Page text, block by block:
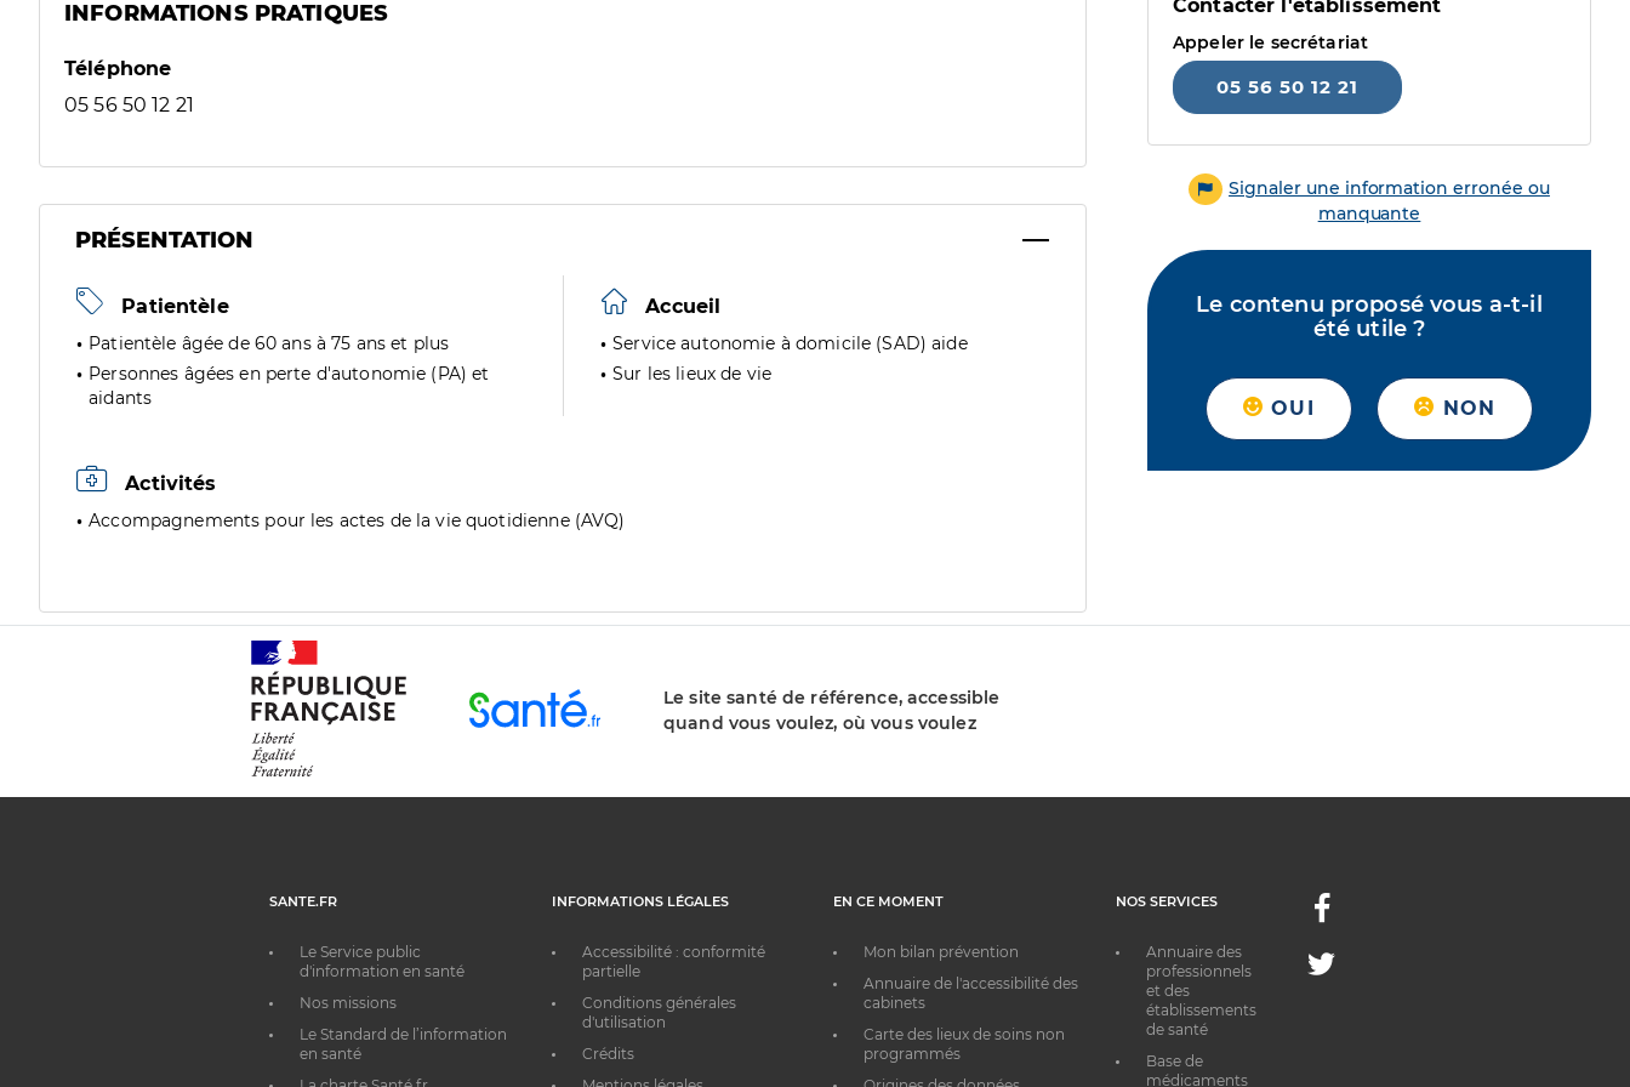
INFORMATIONS PRATIQUES
Téléphone
05 56 50 12 21
PRÉSENTATION
Patientèle
Patientèle âgée de 60 ans à 75 ans et plus
Personnes âgées en perte d'autonomie (PA) et
aidants
Accueil
Service autonomie à domicile (SAD) aide
Sur les lieux de vie
Activités
Accompagnements pour les actes de la vie quotidienne (AVQ)
Contacter l'établissement
Appeler le secrétariat
05 56 50 12 21
Signaler une information erronée ou
manquante
Le contenu proposé vous a-t-il
été utile ?
OUI NON
Le site santé de référence, accessible
quand vous voulez, où vous voulez
SANTE.FR
Le Service public
d'information en santé
Nos missions
Le Standard de l’information
en santé
INFORMATIONS LÉGALES
Accessibilité : conformité
partielle
Conditions générales
d'utilisation
Crédits
EN CE MOMENT
Mon bilan prévention
Annuaire de l'accessibilité des
cabinets
Carte des lieux de soins non
programmés
NOS SERVICES
Annuaire des
professionnels
et des
établissements
de santé
Base de
médicaments
Facebook
Twitter